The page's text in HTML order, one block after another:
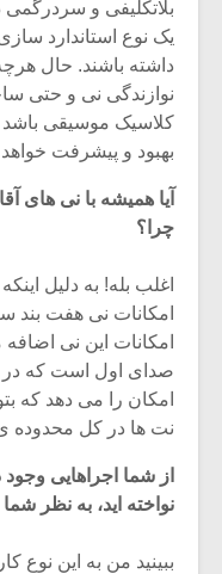
بلاتکلیفی و سردرگمی
یک نوع استاندارد
داشته باشند. حال
نوازندگی نی و حتی
کلاسیک موسیقی باشد
بهبود و پیشرفت
آیا همیشه با نی های
چرا؟
اغلب بله! به دلیل
امکانات نی هفت بند
امکانات این نی
صدای اول است که در
امکان را می دهد که
نت ها در کل محدوده
از شما اجراهایی
نواخته اید، به نظر
ببینید من به این نوع
متن
شیش و
اگر
بدنام